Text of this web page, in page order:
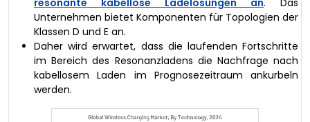
Unternehmen bietet Komponenten für Topologien der
Klassen D und E an.
Daher wird erwartet, dass die laufenden Fortschritte
im Bereich des Resonanzladens die Nachfrage nach
kabellosem Laden im Prognosezeitraum ankurbeln
werden.